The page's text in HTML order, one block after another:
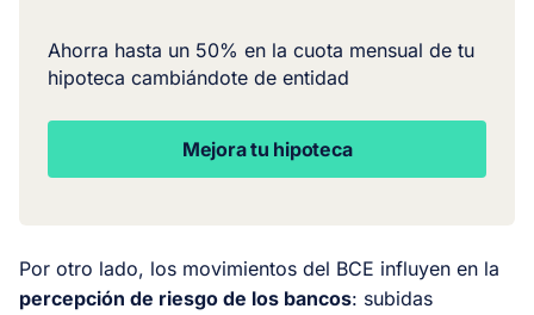
Ahorra hasta un 50% en la cuota mensual de tu
hipoteca cambiándote de entidad
Mejora tu hipoteca
Por otro lado, los movimientos del BCE influyen en la
percepción de riesgo de los bancos: subidas